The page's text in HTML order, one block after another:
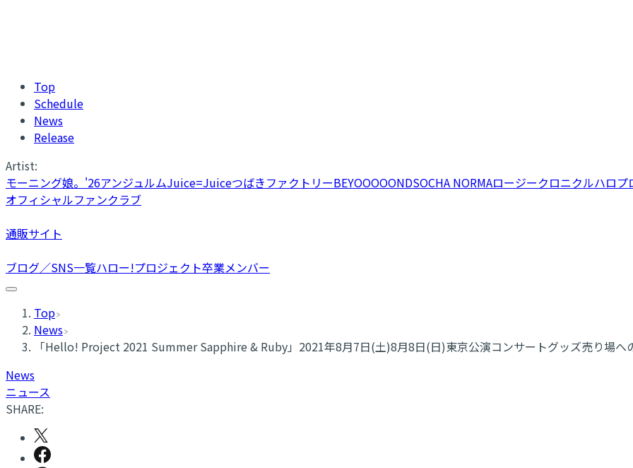
Top
Schedule
News
Release
Artist:
モーニング娘。'26アンジュルムJuice=JuiceつばきファクトリーBEYOOOOONDSOCHA NORMAロージークロニクルハロプ
オフィシャルファンクラブ
通販サイト
ブログ／SNS一覧ハロー!プロジェクト卒業メンバー
Top
News
「Hello! Project 2021 Summer Sapphire & Ruby」2021年8月7日(土)8月8日(日)東京公演コンサートグッズ売り場へ
News
ニュース
SHARE: